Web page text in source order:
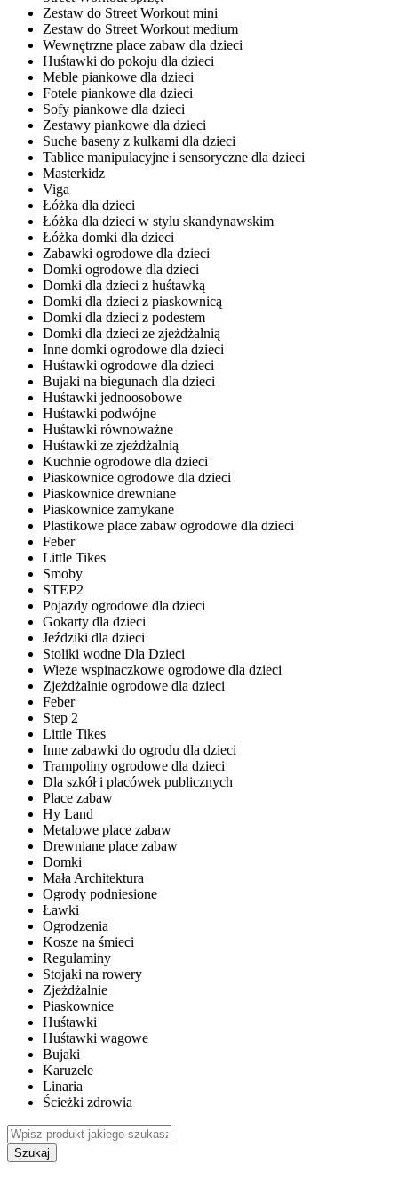
Zestaw do Street Workout mini
Zestaw do Street Workout medium
Wewnętrzne place zabaw dla dzieci
Huśtawki do pokoju dla dzieci
Meble piankowe dla dzieci
Fotele piankowe dla dzieci
Sofy piankowe dla dzieci
Zestawy piankowe dla dzieci
Suche baseny z kulkami dla dzieci
Tablice manipulacyjne i sensoryczne dla dzieci
Masterkidz
Viga
Łóżka dla dzieci
Łóżka dla dzieci w stylu skandynawskim
Łóżka domki dla dzieci
Zabawki ogrodowe dla dzieci
Domki ogrodowe dla dzieci
Domki dla dzieci z huśtawką
Domki dla dzieci z piaskownicą
Domki dla dzieci z podestem
Domki dla dzieci ze zjeżdżalnią
Inne domki ogrodowe dla dzieci
Huśtawki ogrodowe dla dzieci
Bujaki na biegunach dla dzieci
Huśtawki jednoosobowe
Huśtawki podwójne
Huśtawki równoważne
Huśtawki ze zjeżdżalnią
Kuchnie ogrodowe dla dzieci
Piaskownice ogrodowe dla dzieci
Piaskownice drewniane
Piaskownice zamykane
Plastikowe place zabaw ogrodowe dla dzieci
Feber
Little Tikes
Smoby
STEP2
Pojazdy ogrodowe dla dzieci
Gokarty dla dzieci
Jeździki dla dzieci
Stoliki wodne Dla Dzieci
Wieże wspinaczkowe ogrodowe dla dzieci
Zjeżdżalnie ogrodowe dla dzieci
Feber
Step 2
Little Tikes
Inne zabawki do ogrodu dla dzieci
Trampoliny ogrodowe dla dzieci
Dla szkół i placówek publicznych
Place zabaw
Hy Land
Metalowe place zabaw
Drewniane place zabaw
Domki
Mała Architektura
Ogrody podniesione
Ławki
Ogrodzenia
Kosze na śmieci
Regulaminy
Stojaki na rowery
Zjeżdżalnie
Piaskownice
Huśtawki
Huśtawki wagowe
Bujaki
Karuzele
Linaria
Ścieżki zdrowia
Szukaj